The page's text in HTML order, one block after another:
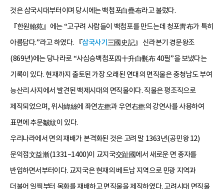
것은 삼국시대부터이며 당시에는 백첩포白疊布라고 불렀다.
『한원翰苑』에는 “고구려 사람들이 백첩포를 만드는데 청포靑布가 특히
아름답다.”라고 하였다. 『삼국사기 三國史記』 신라본기 경문왕조
(869년)에는 당나라로 “사십승백첩포四十升白氎布 40필”을 보냈다는
기록이 있다. 현재까지 출토된 가장 오래된 연대의 면직물은 충청남도 부여
능산리 사지에서 발견된 백제시대의 면직물이다. 직물은 평조직으로
제직되었으며, 위사緯絲에 좌연左撚과 우연右撚의 강연사를 사용하여
표면에 추문皺紋이 있다.
우리나라에서 면의 재배가 본격화된 것은 고려 말 1363년(공민왕 12)
문익점文益漸(1331~1400)이 교지국交趾國에서 새로운 면 종자를
반입하면서부터이다. 교지국은 현재의 베트남 지역으로 민광 지역과
더불어 일찍부터 목화를 재배하고 면직물을 제직하였다. 고려시대 면직물